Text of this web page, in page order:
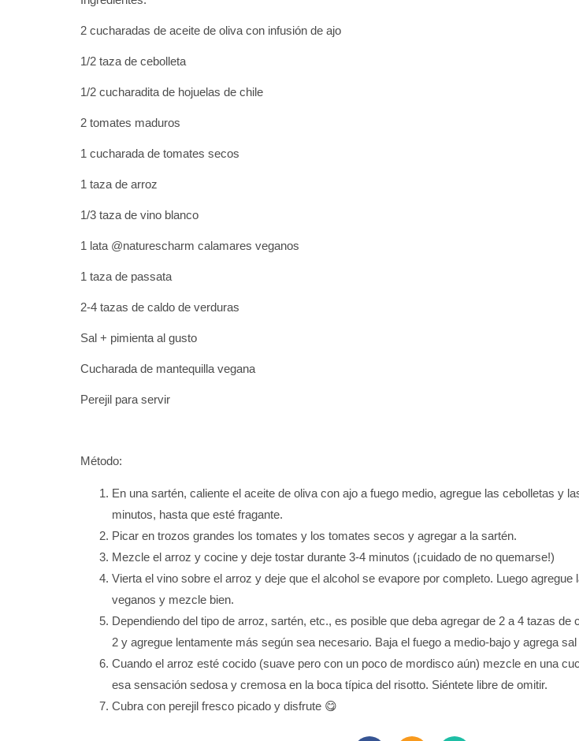
2 cucharadas de aceite de oliva con infusión de ajo
1/2 taza de cebolleta
1/2 cucharadita de hojuelas de chile
2 tomates maduros
1 cucharada de tomates secos
1 taza de arroz
1/3 taza de vino blanco
1 lata @naturescharm calamares veganos
1 taza de passata
2-4 tazas de caldo de verduras
Sal + pimienta al gusto
Cucharada de mantequilla vegana
Perejil para servir
Método:
En una sartén, caliente el aceite de oliva con ajo a fuego medio, agregue las cebolletas y
minutos, hasta que esté fragante.
Picar en trozos grandes los tomates y los tomates secos y agregar a la sartén.
Mezcle el arroz y cocine y deje tostar durante 3-4 minutos (¡cuidado de no quemarse!)
Vierta el vino sobre el arroz y deje que el alcohol se evapore por completo. Luego agregue
veganos y mezcle bien.
Dependiendo del tipo de arroz, sartén, etc., es posible que deba agregar de 2 a 4 tazas
2 y agregue lentamente más según sea necesario. Baja el fuego a medio-bajo y agrega
Cuando el arroz esté cocido (suave pero con un poco de mordisco aún) mezcle en una
esa sensación sedosa y cremosa en la boca típica del risotto. Siéntete libre de omitir.
Cubra con perejil fresco picado y disfrute 😋